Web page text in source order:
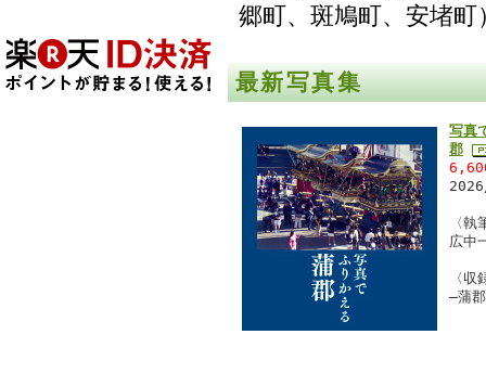
郷町、斑鳩町、安堵町
最新写真集
写真
郡
〈執
広中
〈
―蒲